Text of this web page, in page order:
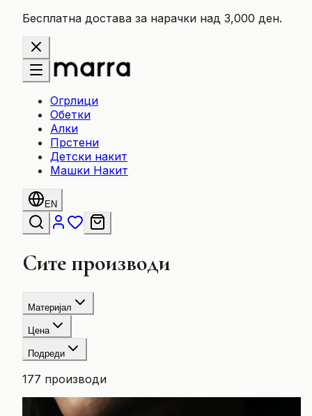
Бесплатна достава за нарачки над 3,000 ден.
Огрлици
Обетки
Алки
Прстени
Детски накит
Машки Накит
EN
Сите производи
Материјал
Цена
Подреди
177 производи